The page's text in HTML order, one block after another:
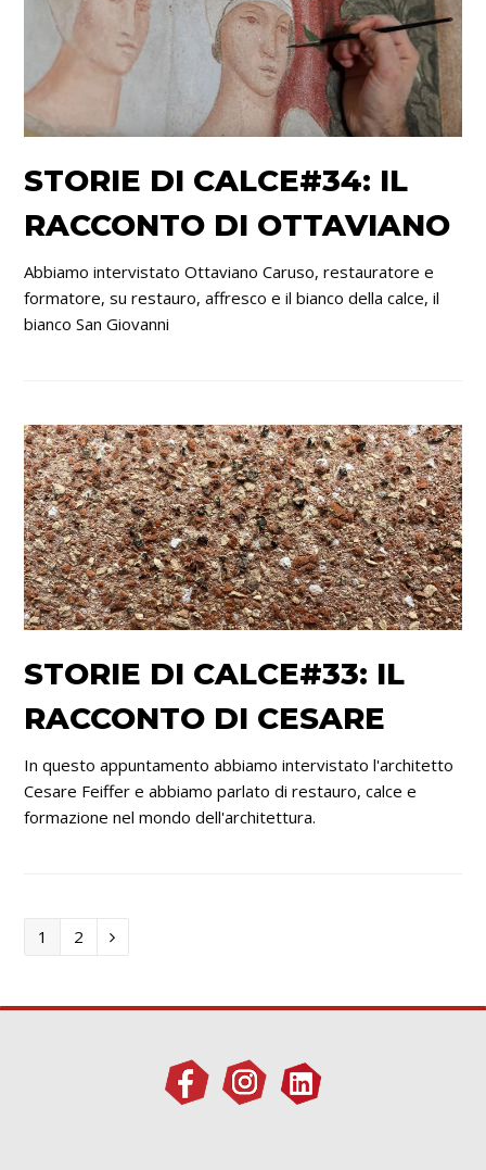
STORIE DI CALCE#34: IL
RACCONTO DI OTTAVIANO
Abbiamo intervistato Ottaviano Caruso, restauratore e
formatore, su restauro, affresco e il bianco della calce, il
bianco San Giovanni
STORIE DI CALCE#33: IL
RACCONTO DI CESARE
In questo appuntamento abbiamo intervistato l'architetto
Cesare Feiffer e abbiamo parlato di restauro, calce e
formazione nel mondo dell'architettura.
Titoli
1 Titoli
2 Successivo/Precedente